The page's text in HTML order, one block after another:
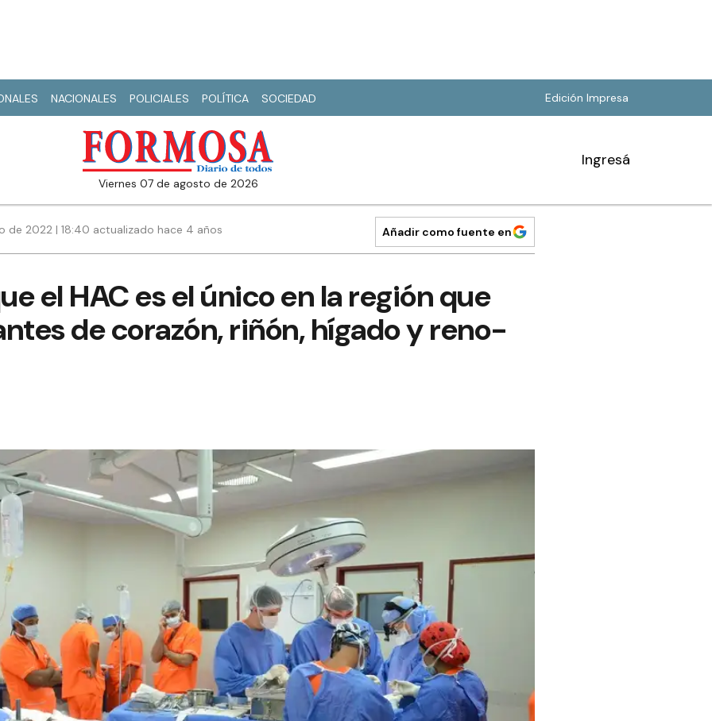
NACIONALES POLICIALES POLÍTICA SOCIEDAD Edición Impresa
viernes 07 de agosto de 2026
Ingresá
de 2022 | 18:40 actualizado hace 4 años Añadir como fuente en
el HAC es el único en la región que
de corazón, riñón, hígado y reno-